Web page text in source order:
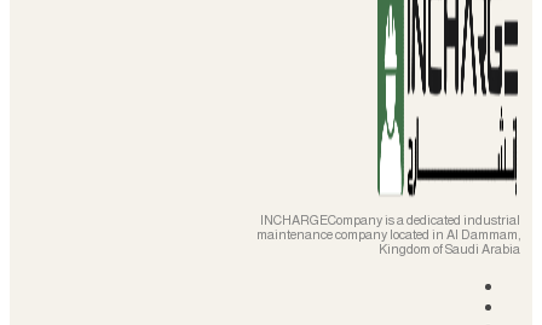
INCHARGECompany is a dedicated industrial
maintenance company located in Al Dammam,
Kingdom of Saudi Arabia